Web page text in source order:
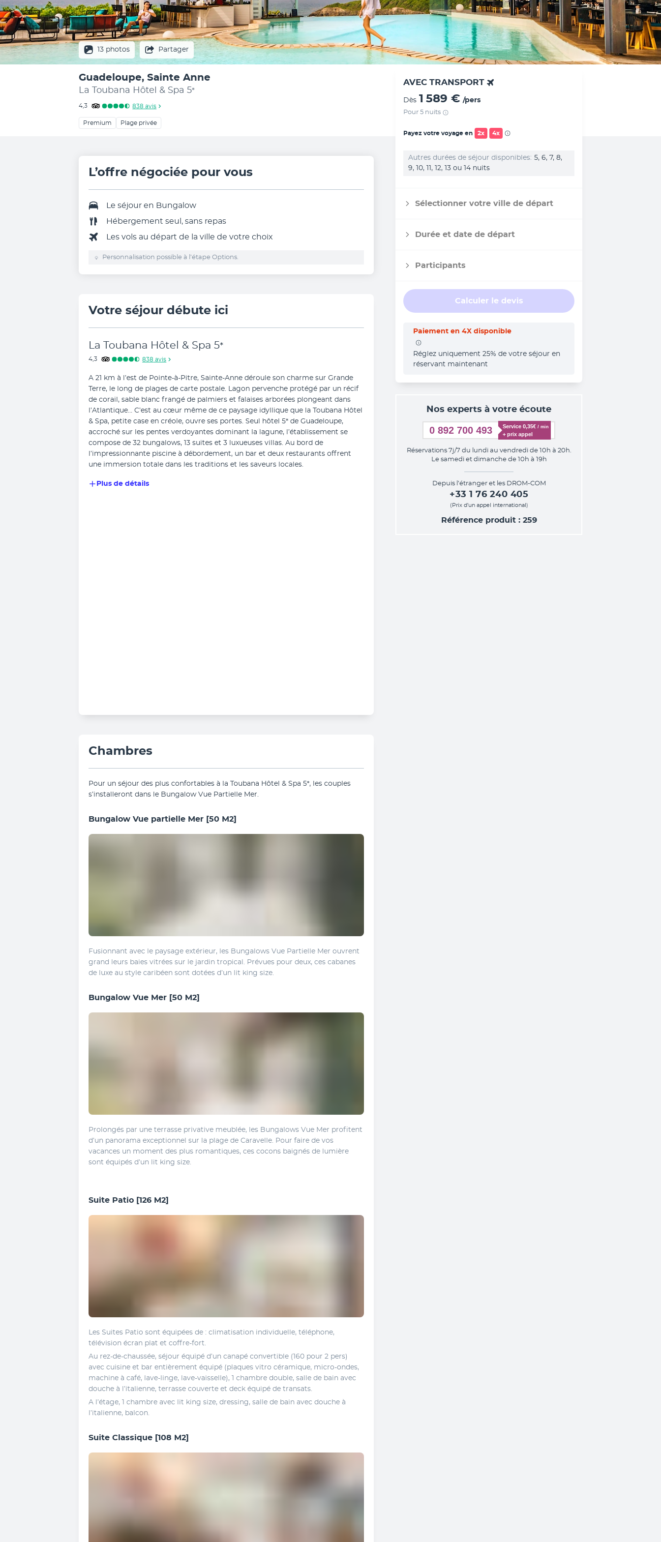
13 photos Partager
Guadeloupe, Sainte Anne
La Toubana Hôtel & Spa 5*
4,3 838 avis
Premium Plage privée
AVEC TRANSPORT
Dès 1 589 € /pers
Pour 5 nuits
Payez votre voyage en 2x 4x
Autres durées de séjour disponibles 5, 6, 7, 8,
9, 10, 11, 12, 13 ou 14 nuits
Sélectionner votre ville de départ
Durée et date de départ
Participants
Calculer le devis
Paiement en 4X disponible
Réglez uniquement 25% de votre séjour en
réservant maintenant
Nos experts à votre écoute
0 892 700 493 Service 0,35€ / min
+ prix appel
Réservations 7j/7 du lundi au vendredi de 10h à 20h.
Le samedi et dimanche de 10h à 19h
Depuis l’étranger et les DROM-COM
+33 1 76 240 405
(Prix d’un appel international)
Référence produit : 259
L’offre négociée pour vous
Le séjour en Bungalow
Hébergement seul, sans repas
Les vols au départ de la ville de votre choix
Personnalisation possible à l’étape Options.
Votre séjour débute ici
La Toubana Hôtel & Spa 5*
4,3 838 avis
A 21 km à l’est de Pointe-à-Pitre, Sainte-Anne déroule son charme sur Grande
Terre, le long de plages de carte postale. Lagon pervenche protégé par un récif
de corail, sable blanc frangé de palmiers et falaises arborées plongeant dans
l’Atlantique… C’est au cœur même de ce paysage idyllique que la Toubana Hôtel
& Spa, petite case en créole, ouvre ses portes. Seul hôtel 5* de Guadeloupe,
accroché sur les pentes verdoyantes dominant la lagune, l’établissement se
compose de 32 bungalows, 13 suites et 3 luxueuses villas. Au bord de
l’impressionnante piscine à débordement, un bar et deux restaurants offrent
une immersion totale dans les traditions et les saveurs locales.
Plus de détails
Chambres
Pour un séjour des plus confortables à la Toubana Hôtel & Spa 5*, les couples
s’installeront dans le Bungalow Vue Partielle Mer.
Bungalow Vue partielle Mer [50 M2]
Fusionnant avec le paysage extérieur, les Bungalows Vue Partielle Mer ouvrent
grand leurs baies vitrées sur le jardin tropical. Prévues pour deux, ces cabanes
de luxe au style caribéen sont dotées d’un lit king size.
Bungalow Vue Mer [50 M2]
Prolongés par une terrasse privative meublée, les Bungalows Vue Mer profitent
d’un panorama exceptionnel sur la plage de Caravelle. Pour faire de vos
vacances un moment des plus romantiques, ces cocons baignés de lumière
sont équipés d’un lit king size.
Suite Patio [126 M2]
Les Suites Patio sont équipées de : climatisation individuelle, téléphone,
télévision écran plat et coffre-fort.
Au rez-de-chaussée, séjour équipé d’un canapé convertible (160 pour 2 pers)
avec cuisine et bar entièrement équipé (plaques vitro céramique, micro-ondes,
machine à café, lave-linge, lave-vaisselle), 1 chambre double, salle de bain avec
douche à l’italienne, terrasse couverte et deck équipé de transats.
A l’étage, 1 chambre avec lit king size, dressing, salle de bain avec douche à
l’italienne, balcon.
Suite Classique [108 M2]